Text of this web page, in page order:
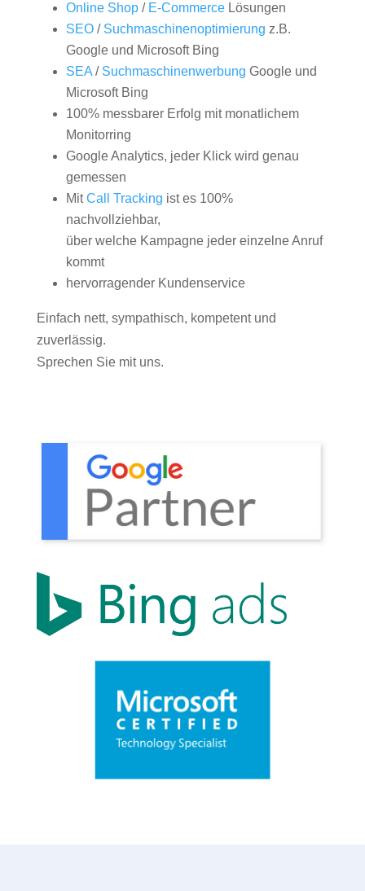
Online Shop/ E-CommerceLösungen
SEO/ Suchmaschinenoptimierung z.B.
Google und Microsoft Bing
SEA/ Suchmaschinenwerbung Google und
Microsoft Bing
100% messbarer Erfolg mit monatlichem
Monitorring
Google Analytics, jeder Klick wird genau
gemessen
MitCall Tracking ist es 100%
nachvollziehbar,
über welche Kampagne jeder einzelne Anruf
kommt
hervorragender Kundenservice
Einfach nett, sympathisch, kompetent und
zuverlässig.
Sprechen Sie mit uns.